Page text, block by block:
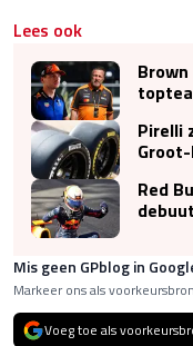
Lees ook
Pirelli
Red
debuut
Mis geen GPblog in
Markeer ons als
Voeg toe als